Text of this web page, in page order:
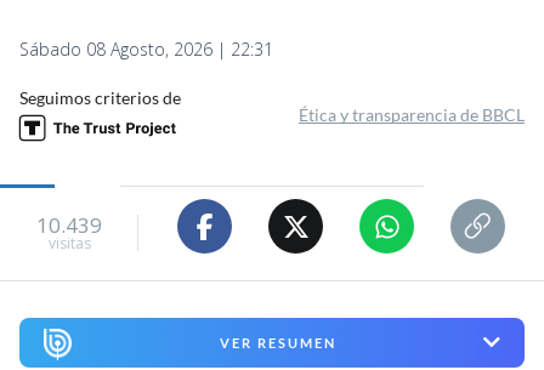
Sábado 08 Agosto, 2026 | 22:31
Seguimos criterios de
Ética y transparencia de BBCL
10.439
visitas
VER RESUMEN